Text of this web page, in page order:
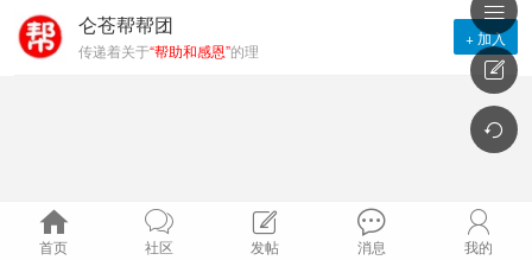
流平台
仑苍帮帮团
传递着关于“帮助和感恩”的理
+ 加入

首页

社区

发帖

消息

我的


